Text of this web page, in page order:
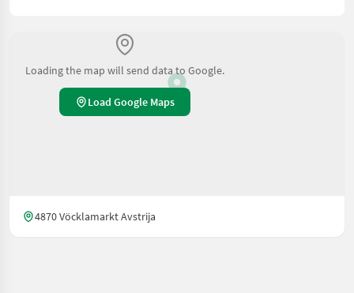
Loading the map will send data to Google.
Load Google Maps
4870 Vöcklamarkt Avstrija